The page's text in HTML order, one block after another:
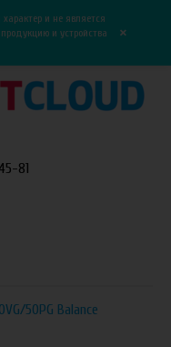
0
и не является
и устройства
×
81
50PG Balance